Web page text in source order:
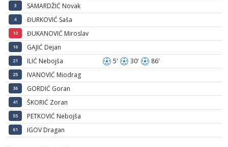
3 SAMARDŽIĆ Novak
4 ĐURKOVIĆ Saša
10 ĐUKANOVIĆ Miroslav
16 GAJIĆ Dejan
21 ILIĆ Nebojša 5' 30' 86'
25 IVANOVIĆ Miodrag
36 GORDIĆ Goran
41 ŠKORIĆ Zoran
55 PETKOVIĆ Nebojša
61 IGOV Dragan